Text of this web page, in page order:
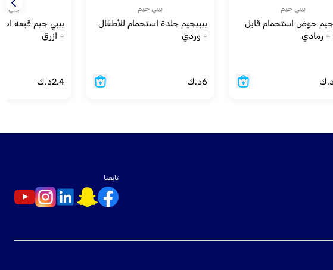
بيبي جيم
جيم حوض استحمام قابل
– رمادي
بيبي جيم
بيبيجيم جلدة استحمام للأطفال
- وردي
6د.ك
بيبي
بيبي جيم قبعة
– ازرق
2.4د.ك
تابعنا